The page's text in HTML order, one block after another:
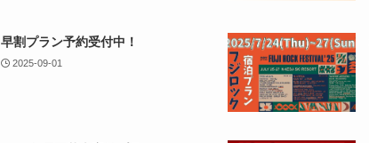
早割プラン予約受付中！
2025-09-01